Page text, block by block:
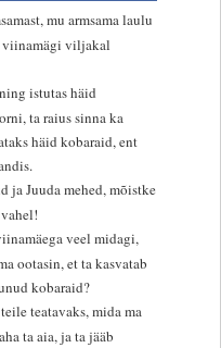
mu armsama laulu
viinamägi viljakal
istutas häid
ta raius sinna ka
häid kobaraid, ent
ja Juuda mehed, mõistke
veel midagi,
ootasin, et ta kasvatab
kobaraid?
teatavaks, mida ma
ta aia, ja ta jääb